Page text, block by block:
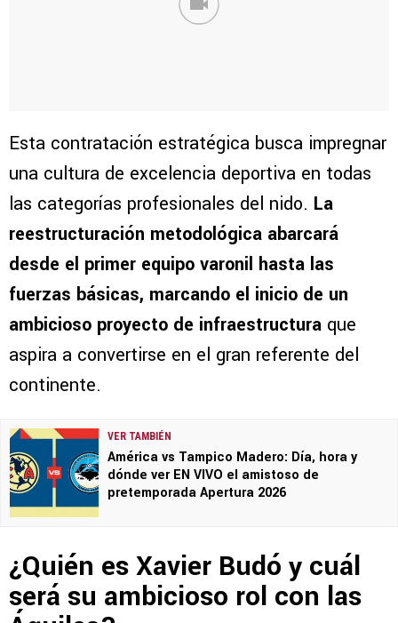
Esta contratación estratégica busca impregnar
una cultura de excelencia deportiva en todas
las categorías profesionales del nido. La
reestructuración metodológica abarcará
desde el primer equipo varonil hasta las
fuerzas básicas, marcando el inicio de un
ambicioso proyecto de infraestructura que
aspira a convertirse en el gran referente del
continente.
VER TAMBIÉN
América vs Tampico Madero: Día, hora y
dónde ver EN VIVO el amistoso de
pretemporada Apertura 2026
¿Quién es Xavier Budó y cuál
será su ambicioso rol con las